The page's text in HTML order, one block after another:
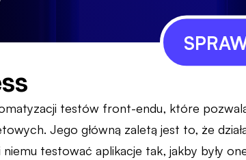
testów front-endu, które
Jego główną zaletą jest to, że
testować aplikacje tak, jakby były